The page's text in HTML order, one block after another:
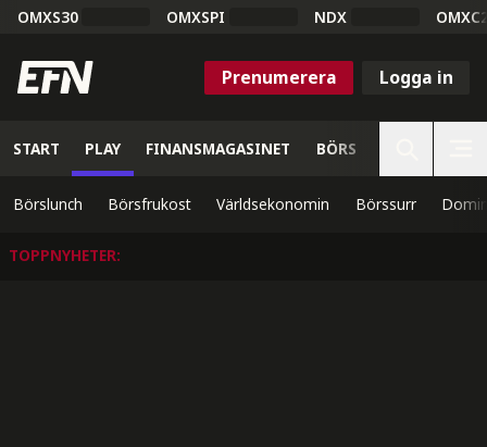
OMXS30 OMXSPI NDX
Prenumerera Logga in
START PLAY FINANSMAGASINET BÖRS
Börslunch Börsfrukost Världsekonomin Börssurr
TOPPNYHETER: